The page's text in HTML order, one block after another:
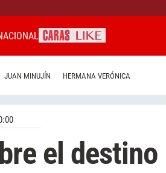
JUAN MINUJÍN HERMANA VERÓNICA
el destino